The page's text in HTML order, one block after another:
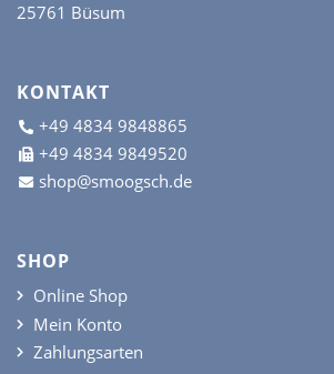
25761 Büsum
KONTAKT
+49 4834 9848865
+49 4834 9849520
shop@smoogsch.de
SHOP
Online Shop
Mein Konto
Zahlungsarten